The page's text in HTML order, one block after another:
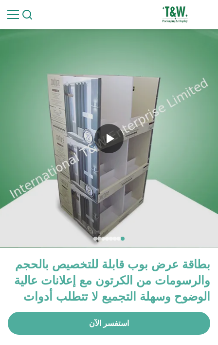
بطاقة عرض بوب قابلة للتخصيص بالحجم
والرسومات من الكرتون مع إعلانات عالية
الوضوح وسهلة التجميع لا تتطلب أدوات
استفسر الآن